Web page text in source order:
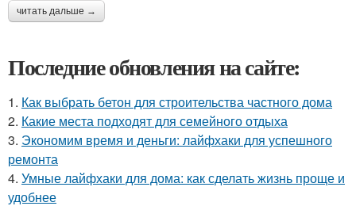
читать дальше →
Последние обновления на сайте:
1. Как выбрать бетон для строительства частного дома
2. Какие места подходят для семейного отдыха
3. Экономим время и деньги: лайфхаки для успешного
ремонта
4. Умные лайфхаки для дома: как сделать жизнь проще и
удобнее